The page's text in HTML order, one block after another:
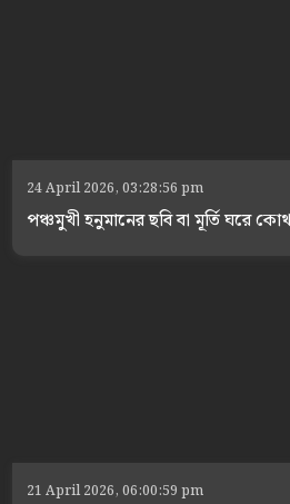
24 April 2026, 03:28:56 pm
পঞ্চমুখী হনুমানের ছবি বা মূর্তি ঘরে
21 April 2026, 06:00:59 pm